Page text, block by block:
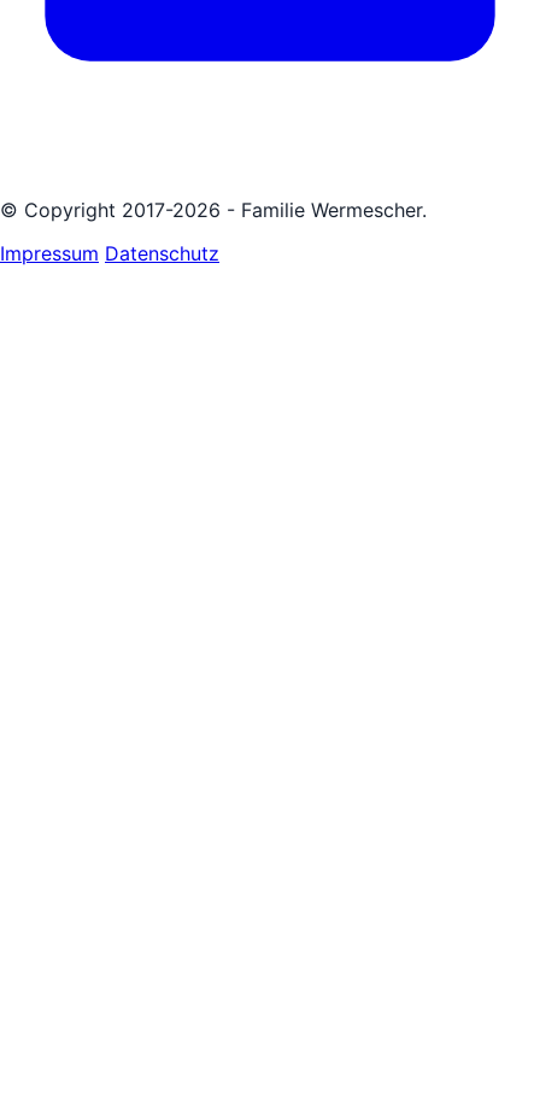
© Copyright 2017-2026 - Familie Wermescher.
Impressum Datenschutz